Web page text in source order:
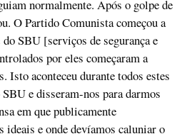
normalmente. Após o golpe de
O Partido Comunista começou a
SBU [serviços de segurança e
por eles começaram a
Isto aconteceu durante todos estes
e disseram-nos para darmos
em que publicamente
ideais e onde devíamos caluniar o